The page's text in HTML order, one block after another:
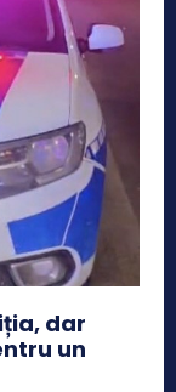
dar
un